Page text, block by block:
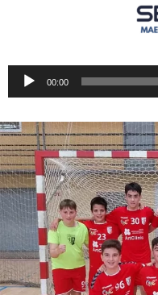
Reproductor
de
00:00